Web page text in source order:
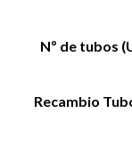
Nº de tubos
Recambio